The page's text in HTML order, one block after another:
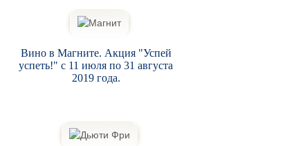
Вино в Магните. Акция "Успей
успеть!" с 11 июля по 31 августа
2019 года.